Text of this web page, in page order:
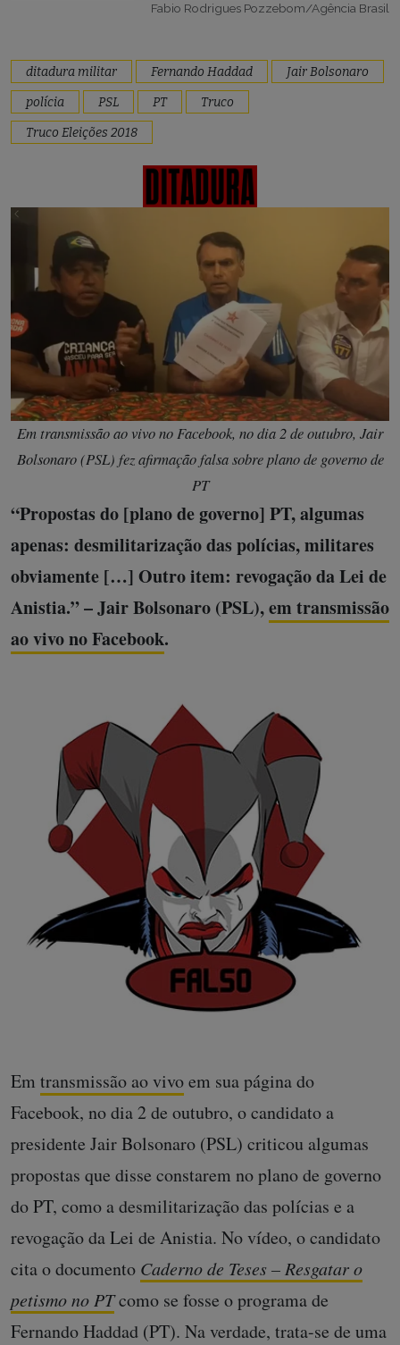
Fabio Rodrigues Pozzebom/Agência Brasil
ditadura militar Fernando Haddad
Jair Bolsonaro
polícia
PSL PT
Truco
Truco Eleições 2018
Em transmissão ao vivo no Facebook, no dia 2 de outubro, Jair
Bolsonaro (PSL) fez afirmação falsa sobre plano de governo de
PT
“Propostas do [plano de governo] PT, algumas
apenas: desmilitarização das polícias, militares
obviamente […] Outro item: revogação da Lei de
Anistia.” – Jair Bolsonaro (PSL),em transmissão
ao vivo no Facebook.
Em transmissão ao vivoem sua página do
Facebook, no dia 2 de outubro, o candidato a
presidente Jair Bolsonaro (PSL) criticou algumas
propostas que disse constarem no plano de governo
do PT, como a desmilitarização das polícias e a
revogação da Lei de Anistia. No vídeo, o candidato
cita o documento Caderno de Teses – Resgatar o
petismo no PTcomo se fosse o programa de
Fernando Haddad (PT). Na verdade, trata-se de uma